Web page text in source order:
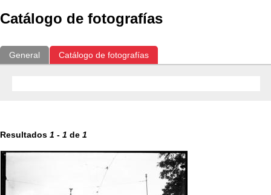
Catálogo de fotografías
General Catálogo de fotografías
Resultados 1 - 1 de 1